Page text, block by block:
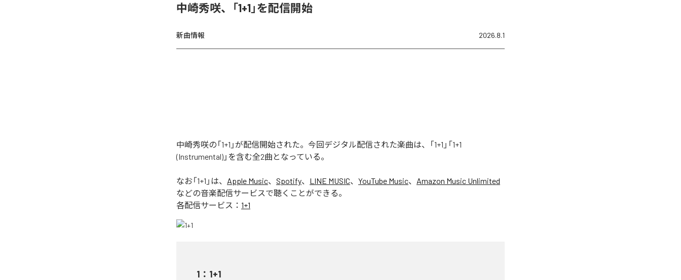
中崎秀咲、「1+1」を配信開始
新曲情報 2026.8.1
中崎秀咲の「1+1」が配信開始された。今回デジタル配信された楽曲は、「1+1」「1+1
(Instrumental)」を含む全2曲となっている。
なお「1+1 」は、 Apple Music、 Spotify、 LINE MUSIC、 YouTube Music、 Amazon Music Unlimited
などの音楽配信サービスで聴くことができる。
各配信サービス： 1+1
1 ： 1+1